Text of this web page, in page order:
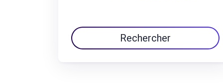
Rechercher